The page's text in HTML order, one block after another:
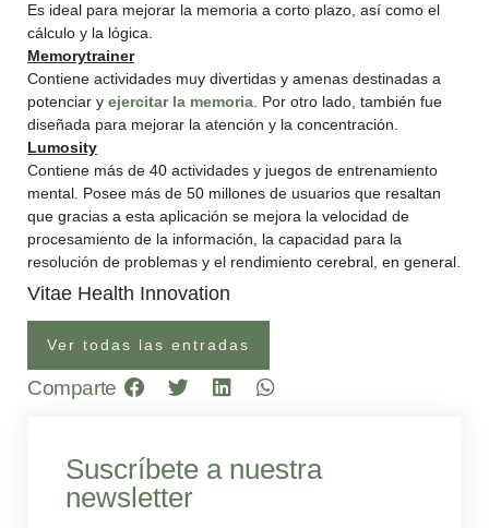
Es ideal para mejorar la memoria a corto plazo, así como el
cálculo y la lógica.
Memorytrainer
Contiene actividades muy divertidas y amenas destinadas a
potenciar y ejercitar la memoria . Por otro lado, también fue
diseñada para mejorar la atención y la concentración.
Lumosity
Contiene más de 40 actividades y juegos de entrenamiento
mental. Posee más de 50 millones de usuarios que resaltan
que gracias a esta aplicación se mejora la velocidad de
procesamiento de la información, la capacidad para la
resolución de problemas y el rendimiento cerebral, en general.
Vitae Health Innovation
Ver todas las entradas
Comparte
Suscríbete a nuestra
newsletter